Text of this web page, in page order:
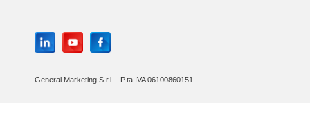
General Marketing S.r.l. - P.ta IVA 06100860151